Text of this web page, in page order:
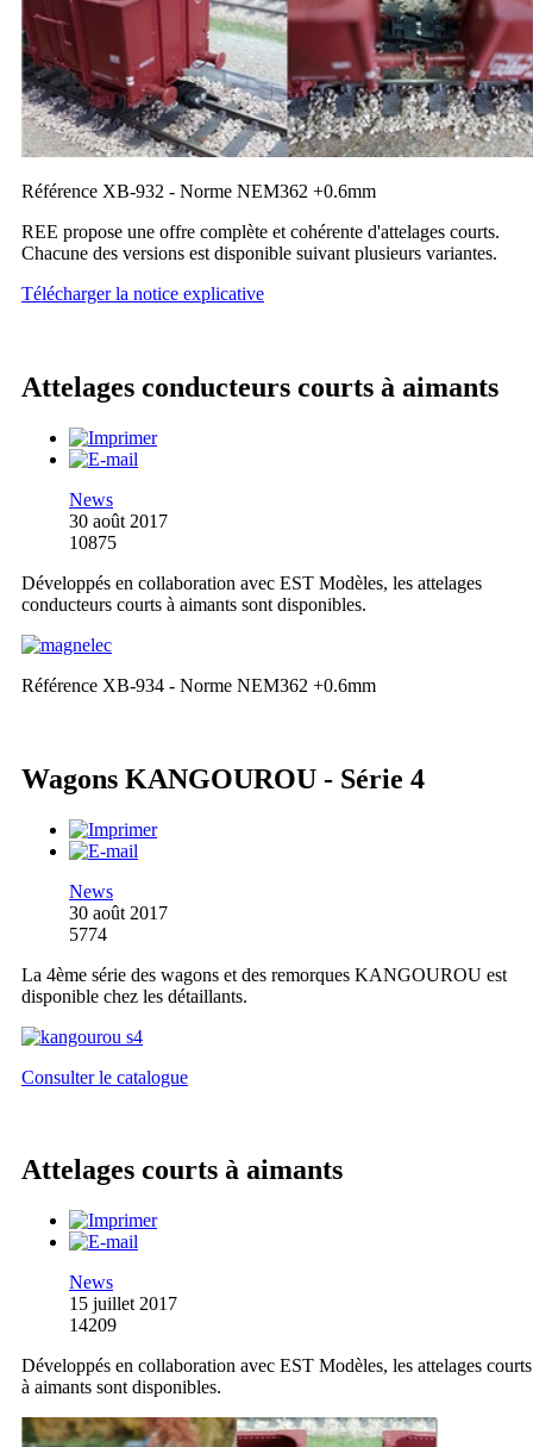
Référence XB-932 - Norme NEM362 +0.6mm
REE propose une offre complète et cohérente d'attelages courts.
Chacune des versions est disponible suivant plusieurs variantes.
Télécharger la notice explicative
Attelages conducteurs courts à aimants
News
30 août 2017
10875
Développés en collaboration avec EST Modèles, les attelages
conducteurs courts à aimants sont disponibles.
Référence XB-934 - Norme NEM362 +0.6mm
Wagons KANGOUROU - Série 4
News
30 août 2017
5774
La 4ème série des wagons et des remorques KANGOUROU est
disponible chez les détaillants.
Consulter le catalogue
Attelages courts à aimants
News
15 juillet 2017
14209
Développés en collaboration avec EST Modèles, les attelages courts
à aimants sont disponibles.